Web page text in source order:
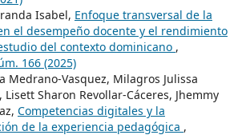
Isabel, Enfoque transversal de la
el desempeño docente y el rendimiento
del contexto dominicano ,
166 (2025)
Medrano-Vasquez, Milagros Julissa
Lisett Sharon Revollar-Cáceres, Jhemmy
Competencias digitales y la
de la experiencia pedagógica ,